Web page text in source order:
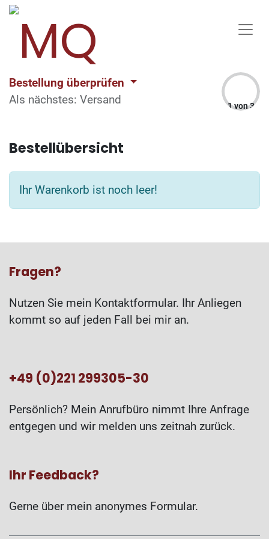
Bestellung überprüfen
Als nächstes: Versand
1 von 3
Bestellübersicht
Ihr Warenkorb ist noch leer!
Fragen?
Nutzen Sie mein Kontaktformular. Ihr Anliegen
kommt so auf jeden Fall bei mir an.
+49 (0)221 299305-30
Persönlich? Mein Anrufbüro nimmt Ihre Anfrage
entgegen und wir melden uns zeitnah zurück.
Ihr Feedback?
Gerne über mein anonymes Formular.